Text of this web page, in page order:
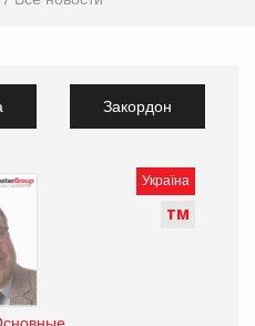
Закордон
Україна
ТМ